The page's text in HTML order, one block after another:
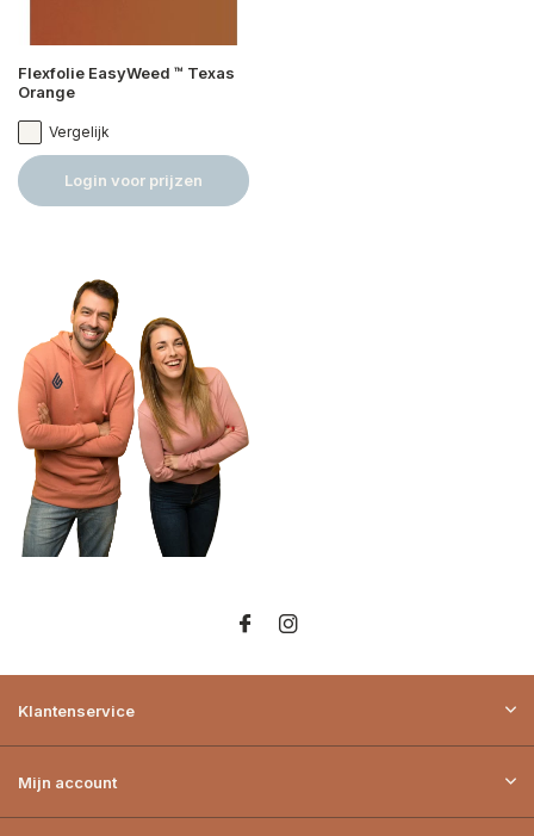
Flexfolie EasyWeed ™ Texas
Orange
Vergelijk
Login voor prijzen
Klantenservice
Mijn account